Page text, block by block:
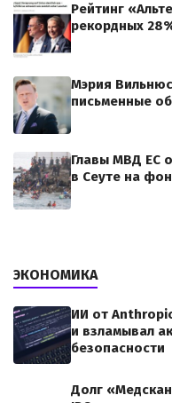
Рейтинг
рекордных
Мэрия
письменные
Главы МВД ЕС
в Сеуте на
ЭКОНОМИКА
ИИ от
и взламывал
безопасности
Долг